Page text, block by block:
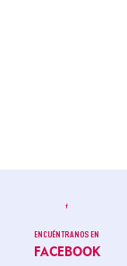
ENCUÉNTRANOS EN
FACEBOOK